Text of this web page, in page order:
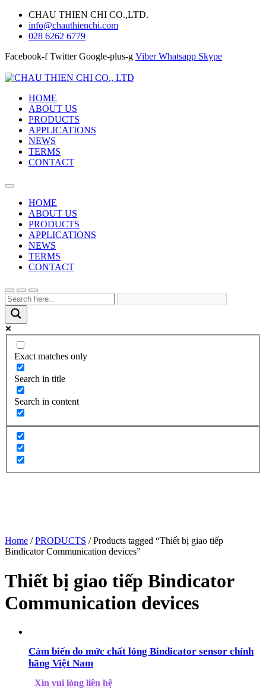
CHAU THIEN CHI CO.,LTD.
info@chauthienchi.com
028 6262 6779
Facebook-f Twitter Google-plus-g Viber Whatsapp Skype
HOME
ABOUT US
PRODUCTS
APPLICATIONS
NEWS
TERMS
CONTACT
HOME
ABOUT US
PRODUCTS
APPLICATIONS
NEWS
TERMS
CONTACT
Exact matches only
Search in title
Search in content
Home /PRODUCTS / Products tagged “Thiết bị giao tiếp
Bindicator Communication devices”
Thiết bị giao tiếp Bindicator
Communication devices
Cảm biến đo mức chất lỏng Bindicator sensor chính
hãng Việt Nam
Xin vui lòng liên hệ